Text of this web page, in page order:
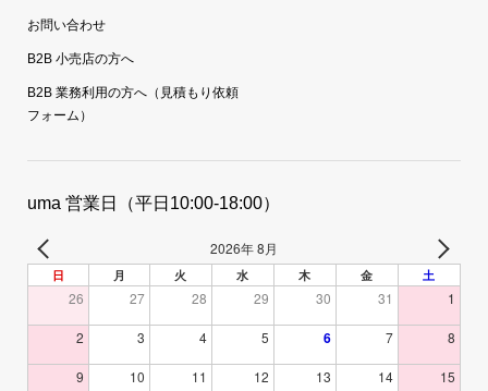
お問い合わせ
B2B 小売店の方へ
B2B 業務利用の方へ（見積もり依頼
フォーム）
uma 営業日（平日10:00-18:00）
2026年 8月
日 月 火 水 木 金 土
26 27 28 29 30 31 1
2 3 4 5 6 7 8
9 10 11 12 13 14 15